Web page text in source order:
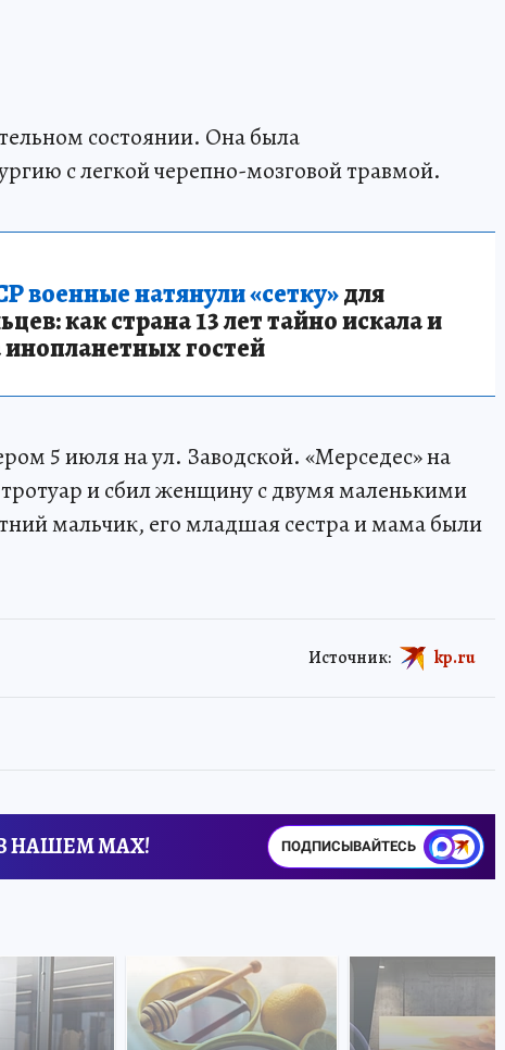
состоянии. Она была
с легкой черепно-мозговой травмой.
военные натянули «сетку»для
как страна 13 лет тайно искала и
инопланетных гостей
5 июля на ул. Заводской. «Мерседес» на
и сбил женщину с двумя маленькими
мальчик, его младшая сестра и мама были
Источник: kp.ru
НАШЕМ MAX! ПОДПИСЫВАЙТЕСЬ